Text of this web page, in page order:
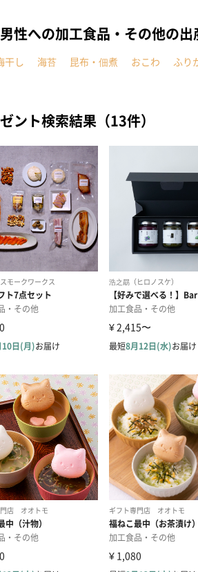
性への加工食品・その他の
干し 海苔 昆布・佃煮 おこわ ふり
ント検索結果（13件）